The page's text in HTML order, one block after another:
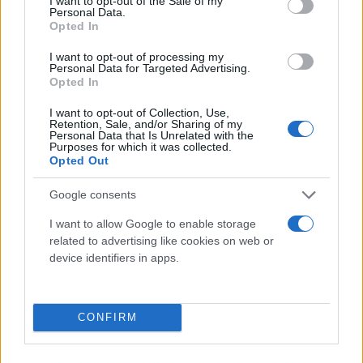
Personal Data.
Opted In
I want to opt-out of processing my
Personal Data for Targeted Advertising.
Opted In
I want to opt-out of Collection, Use,
Retention, Sale, and/or Sharing of my
Personal Data that Is Unrelated with the
Purposes for which it was collected.
Opted Out
Google consents
I want to allow Google to enable storage
related to advertising like cookies on web or
device identifiers in apps.
CONFIRM
We are beginning the most significant restructure
in XBOX history. After careful consideration, I've
made the difficult decision to reduce our team by
approximately 3,200 throughout FY27. This will
include…
— ASHA (@asha_shar)July 6, 2026
Επιπτώσεις για τη βιομηχανία και τους παίκτες
συνέχιση μιας σκληρής τάσης, με δημιουργικές
ομάδες να αποψιλώνονται και μικρότερα, πιο